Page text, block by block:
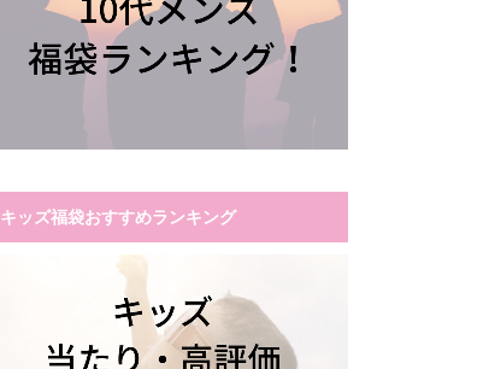
キッズ福袋おすすめランキング